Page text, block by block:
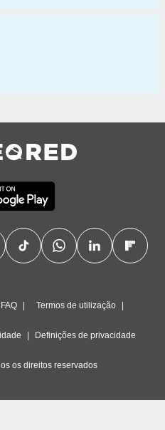
FAQ Termos de utilização
Definições de privacidade
os direitos reservados